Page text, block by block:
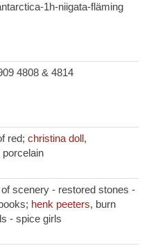
1h-niigata-fläming
4808 & 4814
red; christina doll,
porcelain
scenery - restored stones -
henk peeters, burn
- spice girls